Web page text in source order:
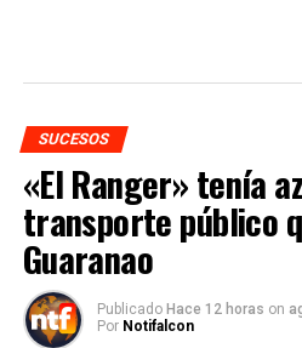
SUCESOS
«El Ranger» tenía
transporte público
Guaranao
Publicado Hace 12 horas on
Por Notifalcon